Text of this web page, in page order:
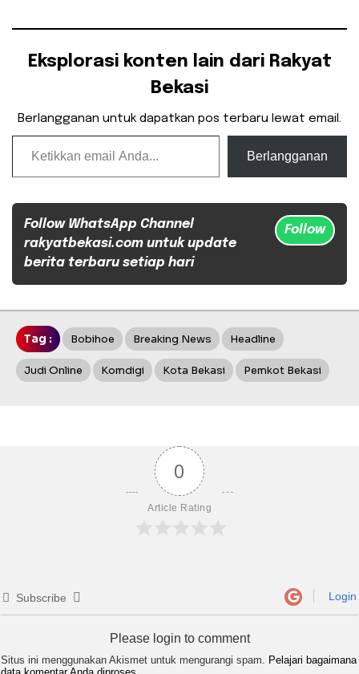
Eksplorasi konten lain dari Rakyat
Bekasi
Berlangganan untuk dapatkan pos terbaru lewat email.
Ketikkan email Anda...
Berlangganan
Follow WhatsApp Channel
rakyatbekasi.com untuk update
berita terbaru setiap hari
Follow
Tag : Bobihoe Breaking News Headline
Judi Online Komdigi Kota Bekasi Pemkot Bekasi
0
Article Rating
Subscribe Login
Please login to comment
Situs ini menggunakan Akismet untuk mengurangi spam. Pelajari bagaimana